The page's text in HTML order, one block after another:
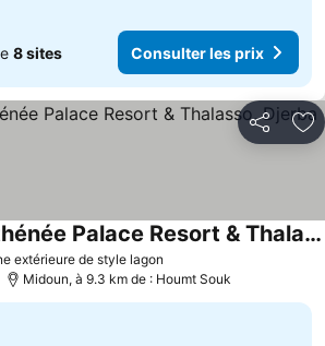
8 sites Consulter les prix
Partager
extérieure de style lagon
Radisson Blu Athénée Palace Resort & Thalasso, Djerba
Midoun, à 9.3 km de : Houmt Souk